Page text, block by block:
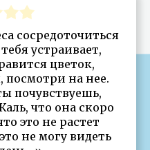
сосредоточиться
устраивает,
цветок,
посмотри на нее.
почувствуешь,
что она скоро
это не растет
не могу видеть